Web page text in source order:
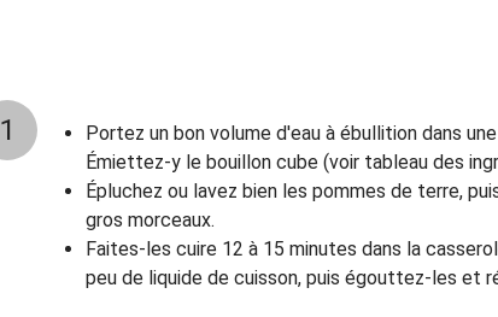
1
Portez un bon volume d'eau à ébullition dans
Émiettez-y le bouillon cube (voir tableau des
Épluchez ou lavez bien les pommes de terre,
gros morceaux.
Faites-les cuire 12 à 15 minutes dans la
peu de liquide de cuisson, puis égouttez-les et